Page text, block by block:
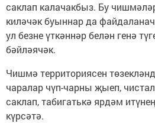
саклап калачакбыз. Бу
киләчәк буыннар да
ул безне үткәннәр белән генә
бәйләячәк.
Чишмә территориясен
чаралар чүп-чарны җыеп,
саклап, табигатькә ярдәм
күрсәтә.